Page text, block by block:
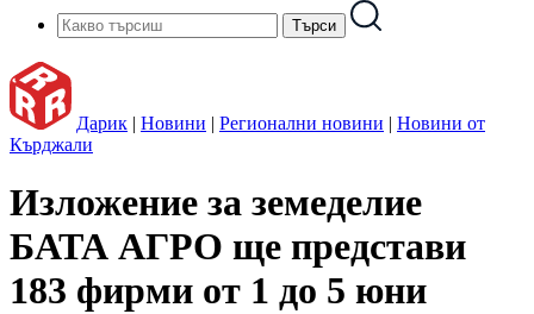
Дарик | Новини | Регионални новини | Новини от
Кърджали
Изложение за земеделие
БАТА АГРО ще представи
183 фирми от 1 до 5 юни